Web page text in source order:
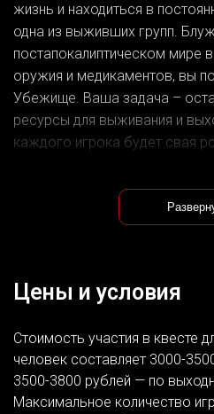
жизнь и находиться в
одна из выживших групп.
постапокалиптическом мире
оружия и медикаментов, вы
Убежище. Ваша задача –
ресурсы для выживания и
каждого игрока будет свая
Квест со скримерами
Цены и условия
Стоимость участия в квесте
человек составляет 3000-
3500-3800 рублей — по
Максимальное количество